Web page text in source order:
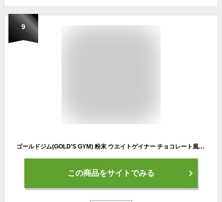
9
ゴールドジム(GOLD'S GYM) 粉末 ウエイトゲイナー チョコレート風味1ｋｇ
この商品をサイトでみる